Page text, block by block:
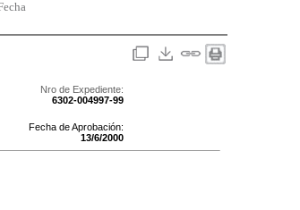
Nro de Expediente:
6302-004997-99
Fecha de Aprobación:
13/6/2000